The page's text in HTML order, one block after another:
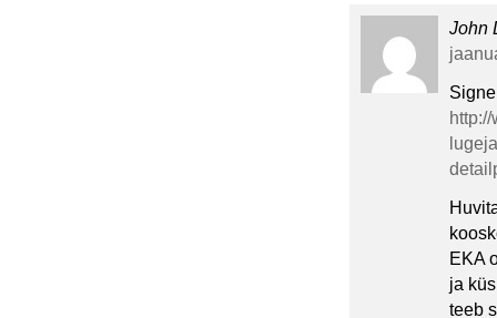
John
EKA
ja
teeb